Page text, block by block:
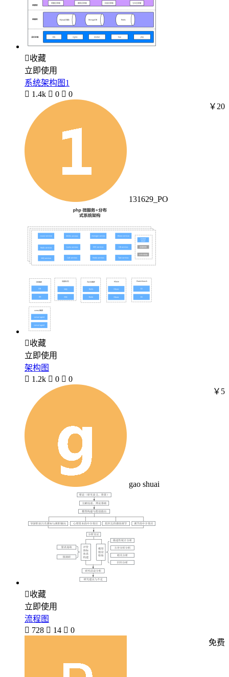
收藏
立即使用
系统架构图1
 1.4k  0  0
131629_PO
￥20
收藏
立即使用
架构图
 1.2k  0  0
gao shuai
￥5
收藏
立即使用
流程图
 728  14  0
免费